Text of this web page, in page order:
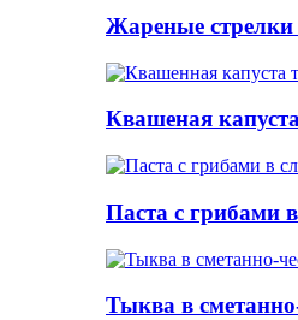
Жареные стрелки
Квашеная
Паста с грибами
Тыква в